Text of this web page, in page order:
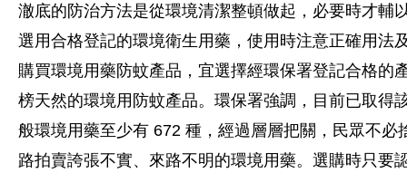
澈底的防治方法是從環境清潔整頓做起，必要時才輔
選用合格登記的環境衛生用藥，使用時注意正確用法
購買環境用藥防蚊產品，宜選擇經環保署登記合格的
榜天然的環境用防蚊產品。環保署強調，目前已取得
般環境用藥至少有 672 種，經過層層把關，民眾不必
路拍賣誇張不實、來路不明的環境用藥。選購時只要